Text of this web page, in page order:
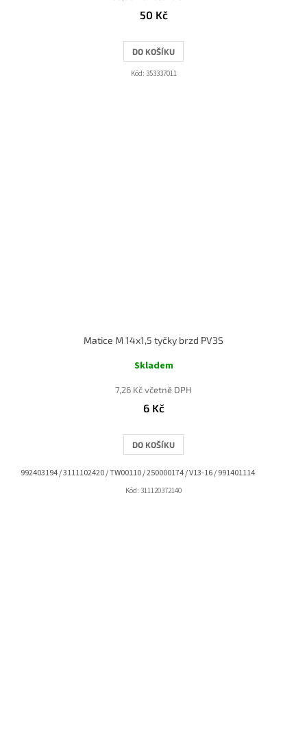
50 Kč
DO KOŠÍKU
Kód: 353337011
Matice M 14x1,5 tyčky brzd PV3S
Skladem
7,26 Kč včetně DPH
6 Kč
DO KOŠÍKU
992403194 / 3111102420 / TW00110 / 250000174 / V13-16 / 991401114
Kód: 311120372140